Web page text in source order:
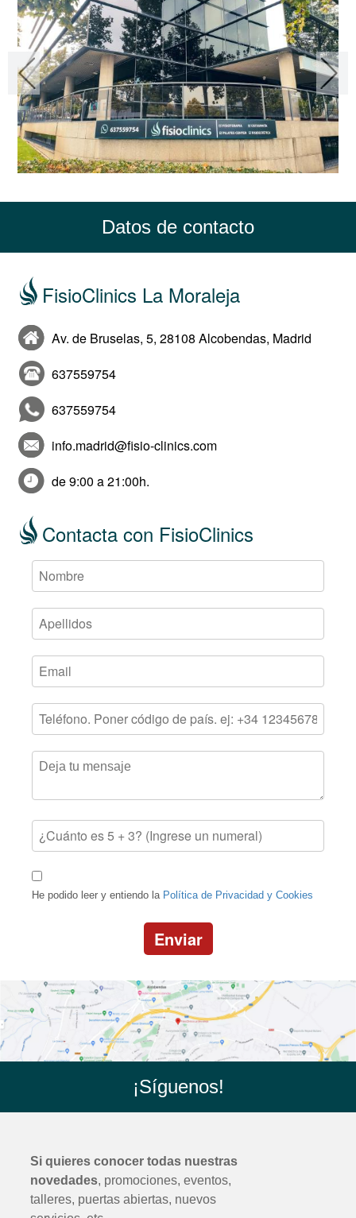
Datos de contacto
FisioClinics La Moraleja
Av. de Bruselas, 5, 28108 Alcobendas, Madrid
637559754
637559754
info.madrid@fisio-clinics.com
de 9:00 a 21:00h.
Contacta con FisioClinics
He podido leer y entiendo la Política de Privacidad y Cookies
Enviar
¡Síguenos!